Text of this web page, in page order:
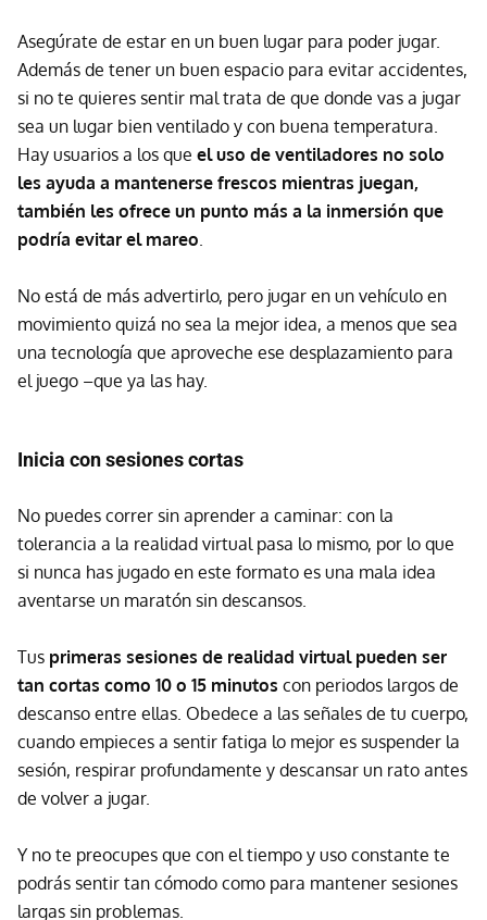
Asegúrate de estar en un buen lugar para poder jugar.
Además de tener un buen espacio para evitar accidentes,
si no te quieres sentir mal trata de que donde vas a jugar
sea un lugar bien ventilado y con buena temperatura.
Hay usuarios a los que el uso de ventiladores no solo
les ayuda a mantenerse frescos mientras juegan,
también les ofrece un punto más a la inmersión que
podría evitar el mareo.
No está de más advertirlo, pero jugar en un vehículo en
movimiento quizá no sea la mejor idea, a menos que sea
una tecnología que aproveche ese desplazamiento para
el juego –que ya las hay.
Inicia con sesiones cortas
No puedes correr sin aprender a caminar: con la
tolerancia a la realidad virtual pasa lo mismo, por lo que
si nunca has jugado en este formato es una mala idea
aventarse un maratón sin descansos.
Tus primeras sesiones de realidad virtual pueden ser
tan cortas como 10 o 15 minutos con periodos largos de
descanso entre ellas. Obedece a las señales de tu cuerpo,
cuando empieces a sentir fatiga lo mejor es suspender la
sesión, respirar profundamente y descansar un rato antes
de volver a jugar.
Y no te preocupes que con el tiempo y uso constante te
podrás sentir tan cómodo como para mantener sesiones
largas sin problemas.